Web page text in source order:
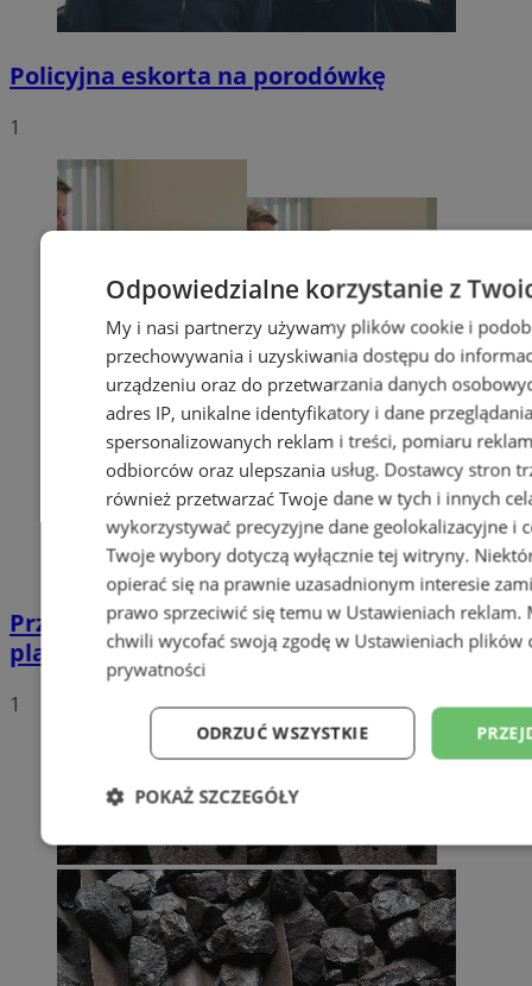
Policyjna eskorta na porodówkę
1
Przyszłość Wodzisławia Śląskiego:
planowane inwestycje na 2025 rok
1
Odpowiedzialne korzystanie z
My i nasi partnerzy używamy plików cookie i
przechowywania i uzyskiwania dostępu do
urządzeniu oraz do przetwarzania danych
adres IP, unikalne identyfikatory i dane
spersonalizowanych reklam i treści, pomiaru
odbiorców oraz ulepszania usług. Dostawcy stron
również przetwarzać Twoje dane w tych i innych
wykorzystywać precyzyjne dane geolokalizacyjne i
Twoje wybory dotyczą wyłącznie tej witryny.
opierać się na prawnie uzasadnionym interesie
prawo sprzeciwić się temu w Ustawieniach reklam.
chwili wycofać swoją zgodę w Ustawieniach plików
prywatności
ODRZUĆ WSZYSTKIE
POKAŻ SZCZEGÓŁY
Niezbędne Wydajność
Niesklasyfikowane